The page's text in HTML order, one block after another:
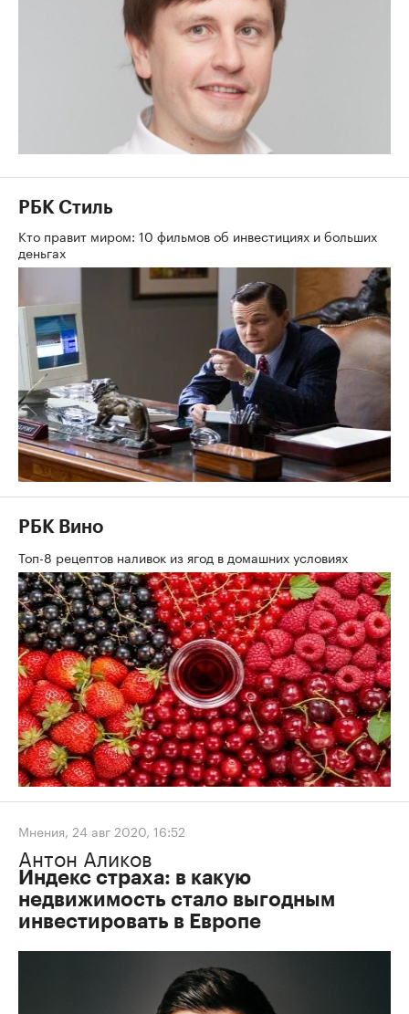
РБК Стиль
Кто правит миром: 10 фильмов об инвестициях и больших
деньгах
РБК Вино
Топ-8 рецептов наливок из ягод в домашних условиях
Мнения, 24 авг 2020, 16:52
Антон Аликов
Индекс страха: в какую
недвижимость стало выгодным
инвестировать в Европе